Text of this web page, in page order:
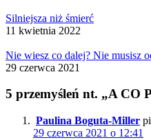
Silniejsza niż śmierć
11 kwietnia 2022
Nie wiesz co dalej? Nie musisz
29 czerwca 2021
5 przemyśleń nt. „A
Paulina Boguta-Miller
29 czerwca 2021 o 12:41